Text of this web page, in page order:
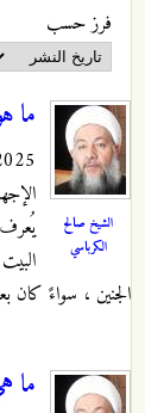
‏فرز حسب ‏
الشيخ صالح
الكرباسي
ما
الجنين ، سواءً كان
ما